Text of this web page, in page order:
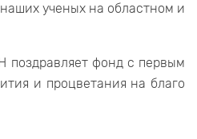
ученых на областном и
фонд с первым
и процветания на благо